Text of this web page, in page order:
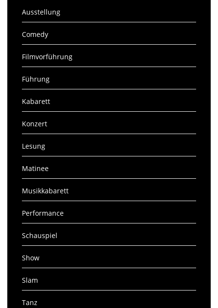
Ausstellung
Comedy
Filmvorführung
Führung
Kabarett
Konzert
Lesung
Matinee
Musikkabarett
Performance
Schauspiel
Show
Slam
Tanz